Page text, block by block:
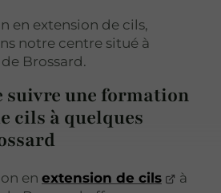
en extension de cils,
notre centre situé à
Brossard.
suivre une formation
cils à quelques
en extension de cils
à